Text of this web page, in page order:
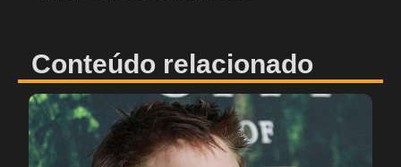
Conteúdo relacionado